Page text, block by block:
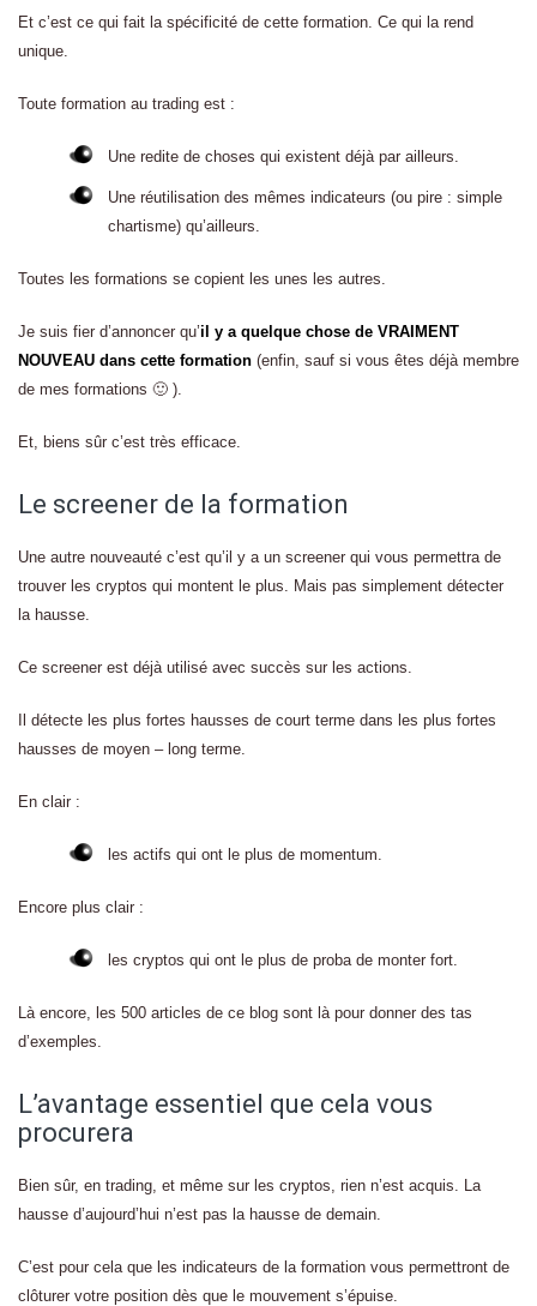
Et c’est ce qui fait la spécificité de cette formation. Ce qui la rend
unique.
Toute formation au trading est :
Une redite de choses qui existent déjà par ailleurs.
Une réutilisation des mêmes indicateurs (ou pire : simple
chartisme) qu’ailleurs.
Toutes les formations se copient les unes les autres.
Je suis fier d’annoncer qu’il y a quelque chose de VRAIMENT
NOUVEAU dans cette formation (enfin, sauf si vous êtes déjà membre
de mes formations 🙂 ).
Et, biens sûr c’est très efficace.
Le screener de la formation
Une autre nouveauté c’est qu’il y a un screener qui vous permettra de
trouver les cryptos qui montent le plus. Mais pas simplement détecter
la hausse.
Ce screener est déjà utilisé avec succès sur les actions.
Il détecte les plus fortes hausses de court terme dans les plus fortes
hausses de moyen – long terme.
En clair :
les actifs qui ont le plus de momentum.
Encore plus clair :
les cryptos qui ont le plus de proba de monter fort.
Là encore, les 500 articles de ce blog sont là pour donner des tas
d’exemples.
L’avantage essentiel que cela vous
procurera
Bien sûr, en trading, et même sur les cryptos, rien n’est acquis. La
hausse d’aujourd’hui n’est pas la hausse de demain.
C’est pour cela que les indicateurs de la formation vous permettront de
clôturer votre position dès que le mouvement s’épuise.